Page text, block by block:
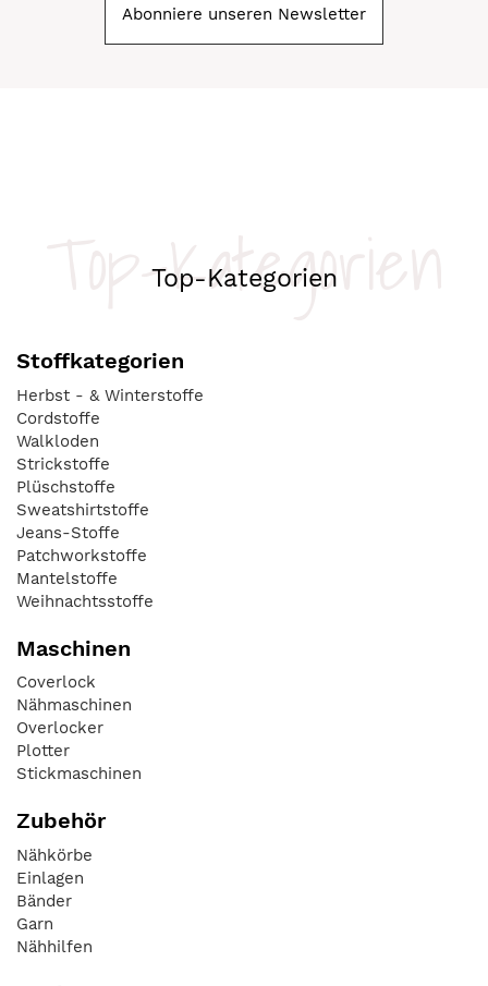
Abonniere unseren Newsletter
Top-Kategorien
Top-Kategorien
Stoffkategorien
Herbst - & Winterstoffe
Cordstoffe
Walkloden
Strickstoffe
Plüschstoffe
Sweatshirtstoffe
Jeans-Stoffe
Patchworkstoffe
Mantelstoffe
Weihnachtsstoffe
Maschinen
Coverlock
Nähmaschinen
Overlocker
Plotter
Stickmaschinen
Zubehör
Nähkörbe
Einlagen
Bänder
Garn
Nähhilfen